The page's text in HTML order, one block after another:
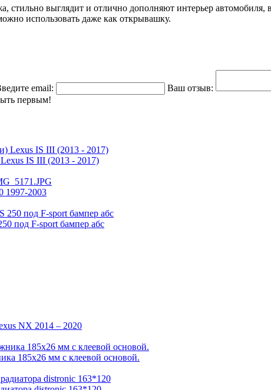
стильно выглядит и отлично дополняют интерьер
использовать даже как открывашку.
email: Ваш отзыв:
первым!
IS III (2013 - 2017)
1997-2003
под F-sport бампер абс
NX 2014 – 2020
185x26 мм с клеевой основой.